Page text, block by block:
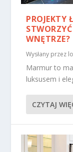
PROJEKTY
WNĘTRZE?
Wysłany przez
Marmur to
luksusem i
CZYTAJ